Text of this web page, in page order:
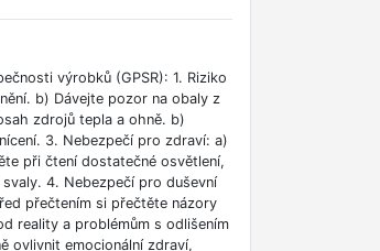
výrobků (GPSR): 1. Riziko
b) Dávejte pozor na obaly z
zdrojů tepla a ohně. b)
3. Nebezpečí pro zdraví: a)
při čtení dostatečné osvětlení,
4. Nebezpečí pro duševní
přečtením si přečtěte názory
reality a problémům s odlišením
ovlivnit emocionální zdraví,